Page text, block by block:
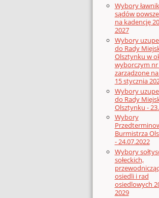
Wybory
sądów
na kadencję
2027
Wybory
do Rady
Olsztynku w
wyborczym nr
zarządzone
15 stycznia
Wybory
do Rady
Olsztynku -
Wybory
Burmistrza
- 24.07.2022
Wybory
sołeckich,
osiedli i rad
osiedlowych
2029